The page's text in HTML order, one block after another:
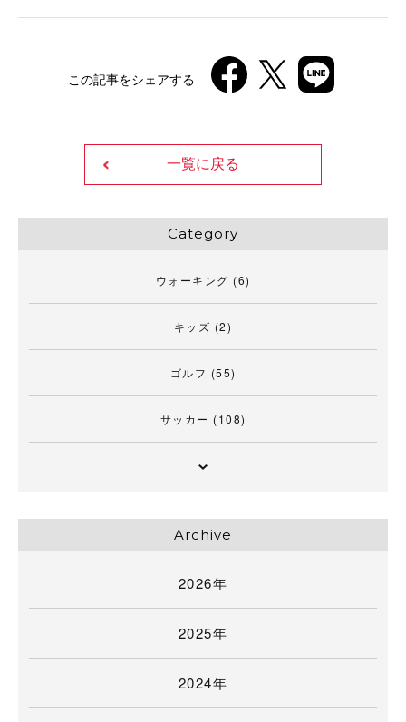
この記事をシェアする
一覧に戻る
Category
ウォーキング (6)
キッズ (2)
ゴルフ (55)
サッカー (108)
Archive
2026年
2025年
2024年